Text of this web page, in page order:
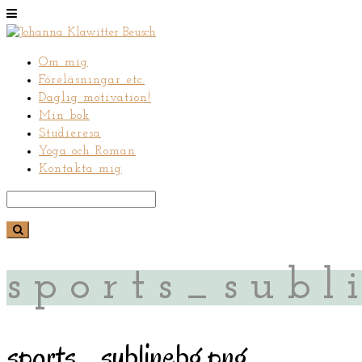
Om mig
Föreläsningar etc.
Daglig motivation!
Min bok
Studieresa
Yoga och Roman
Kontakta mig